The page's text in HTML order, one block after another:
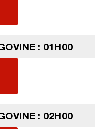
: 01H00
: 02H00